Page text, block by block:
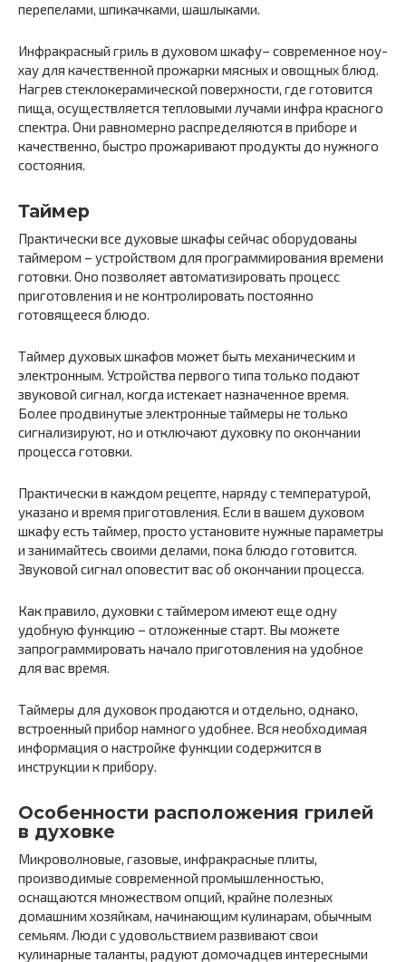
перепелами, шпикачками, шашлыками.
Инфракрасный гриль в духовом шкафу– современное ноу-
хау для качественной прожарки мясных и овощных блюд.
Нагрев стеклокерамической поверхности, где готовится
пища, осуществляется тепловыми лучами инфра красного
спектра. Они равномерно распределяются в приборе и
качественно, быстро прожаривают продукты до нужного
состояния.
Таймер
Практически все духовые шкафы сейчас оборудованы
таймером – устройством для программирования времени
готовки. Оно позволяет автоматизировать процесс
приготовления и не контролировать постоянно
готовящееся блюдо.
Таймер духовых шкафов может быть механическим и
электронным. Устройства первого типа только подают
звуковой сигнал, когда истекает назначенное время.
Более продвинутые электронные таймеры не только
сигнализируют, но и отключают духовку по окончании
процесса готовки.
Практически в каждом рецепте, наряду с температурой,
указано и время приготовления. Если в вашем духовом
шкафу есть таймер, просто установите нужные параметры
и занимайтесь своими делами, пока блюдо готовится.
Звуковой сигнал оповестит вас об окончании процесса.
Как правило, духовки с таймером имеют еще одну
удобную функцию – отложенные старт. Вы можете
запрограммировать начало приготовления на удобное
для вас время.
Таймеры для духовок продаются и отдельно, однако,
встроенный прибор намного удобнее. Вся необходимая
информация о настройке функции содержится в
инструкции к прибору.
Особенности расположения грилей
в духовке
Микроволновые, газовые, инфракрасные плиты,
производимые современной промышленностью,
оснащаются множеством опций, крайне полезных
домашним хозяйкам, начинающим кулинарам, обычным
семьям. Люди с удовольствием развивают свои
кулинарные таланты, радуют домочадцев интересными